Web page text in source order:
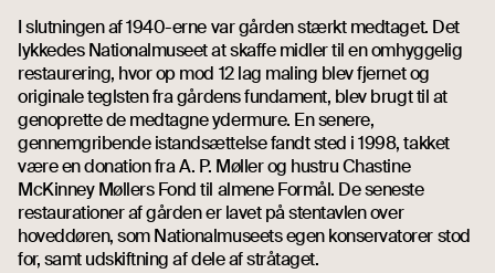
I slutningen af 1940-erne var gården stærkt medtaget. Det
lykkedes Nationalmuseet at skaffe midler til en omhyggelig
restaurering, hvor op mod 12 lag maling blev fjernet og
originale teglsten fra gårdens fundament, blev brugt til at
genoprette de medtagne ydermure. En senere,
gennemgribende istandsættelse fandt sted i 1998, takket
være en donation fra A. P. Møller og hustru Chastine
McKinney Møllers Fond til almene Formål. De seneste
restaurationer af gården er lavet på stentavlen over
hoveddøren, som Nationalmuseets egen konservatorer stod
for, samt udskiftning af dele af stråtaget.